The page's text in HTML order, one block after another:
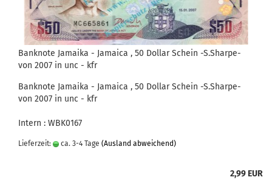
Banknote Jamaika - Jamaica , 50 Dollar Schein -S.Sharpe-
von 2007 in unc - kfr
Banknote Jamaika - Jamaica , 50 Dollar Schein -S.Sharpe-
von 2007 in unc - kfr
Intern : WBK0167
Lieferzeit: ca. 3-4 Tage (Ausland abweichend)
2,99 EUR